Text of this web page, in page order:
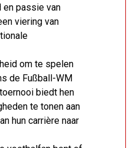
en passie van
viering van
om te spelen
de Fußball-WM
biedt hen
te tonen aan
hun carrière naar